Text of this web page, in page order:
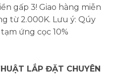
gấp 3! Giao hàng miễn
từ 2.000K. Lưu ý: Qúy
ứng cọc 10%
LẮP ĐẶT CHUYÊN